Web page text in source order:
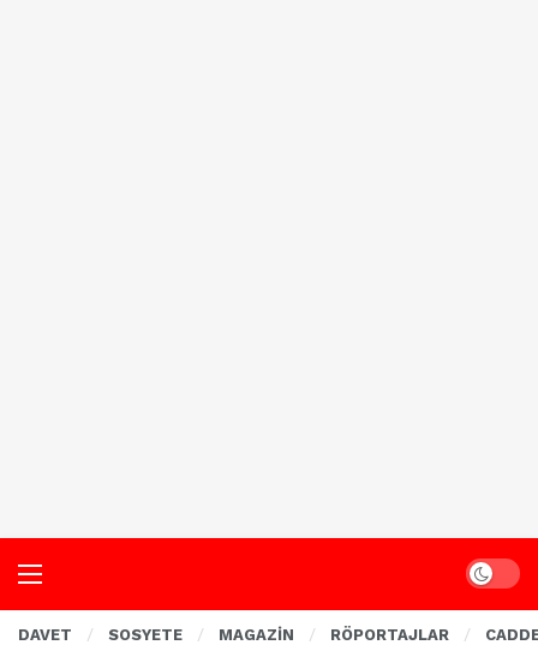
Dark
DAVET SOSYETE MAGAZİN RÖPORTAJLAR